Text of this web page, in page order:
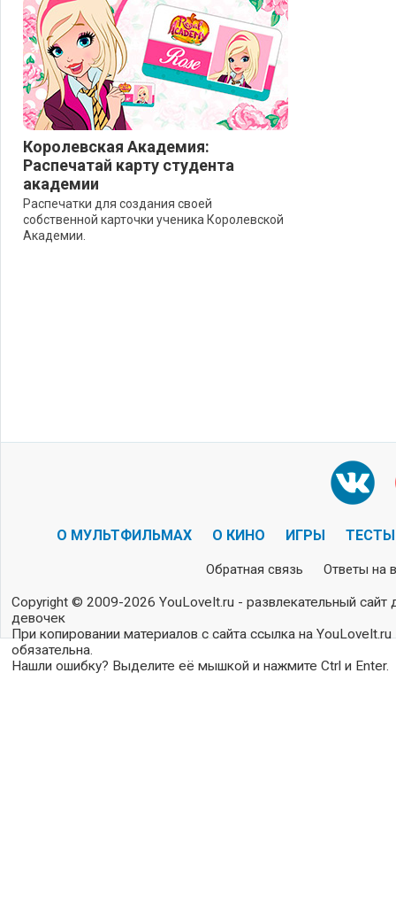
Королевская Академия:
Распечатай карту студента
академии
Распечатки для создания своей
собственной карточки ученика Королевской
Академии.
О МУЛЬТФИЛЬМАХ О КИНО ИГРЫ ТЕСТЫ
Обратная связь Ответы на
Copyright © 2009-2026 YouLoveIt.ru - развлекательный сайт
девочек
При копировании материалов с сайта ссылка на YouLoveIt.ru
обязательна.
Нашли ошибку? Выделите её мышкой и нажмите Ctrl и Enter.